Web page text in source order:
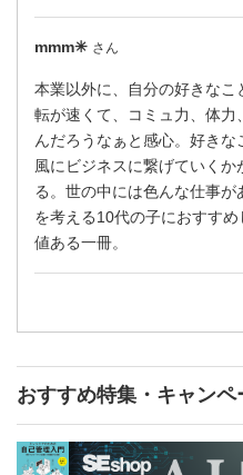
mmm✳︎ さん
本業以外に、自分の好きなこ
転が速くて、コミュ力、体力
んだろうなぁと感心。好き
風にビジネスに繋げていく
る。世の中には色んな仕事
を考える10代の子におすす
値ある一冊。
おすすめ特集・キャンペ